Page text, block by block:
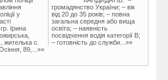
у
Ірина
жителька с.
89,...»»
громадянство України; – вік
від 20 до 35 років; – повна
загальна середня або вища
освіта; – наявність
посвідчення водія категорії В;
– готовність до служби...»»